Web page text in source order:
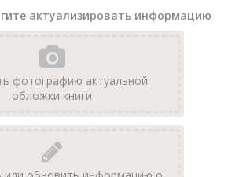
актуализировать информацию
фотографию актуальной
обложки книги